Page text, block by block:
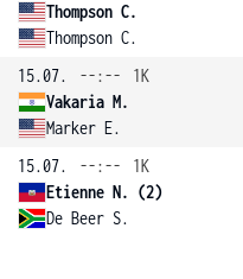
Thompson C.
Thompson C.
15.07.
--:--
1K
Vakaria M.
Marker E.
15.07.
--:--
1K
Etienne N. (2)
De Beer S.